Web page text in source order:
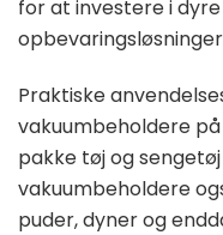
for at investere i
Praktiske
vakuumbeholdere
pakke tøj og
vakuumbeholdere
puder, dyner og